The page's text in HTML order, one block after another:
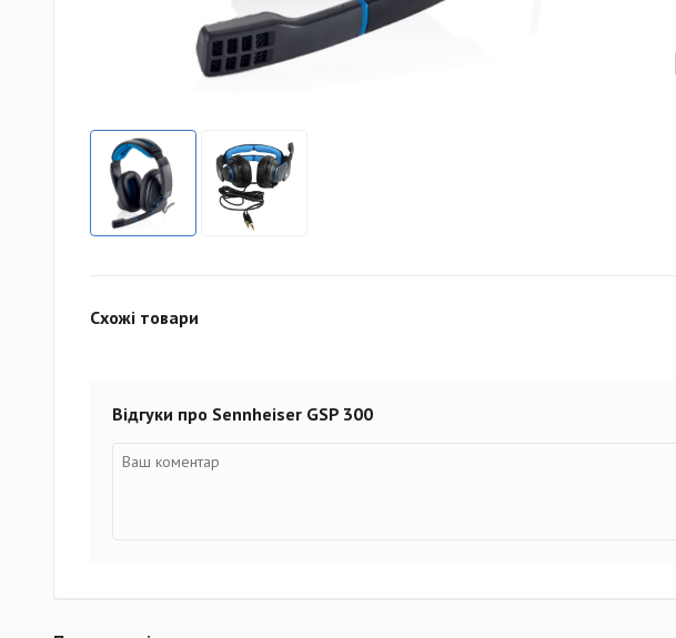
Схожі товари
Відгуки про Sennheiser GSP 300